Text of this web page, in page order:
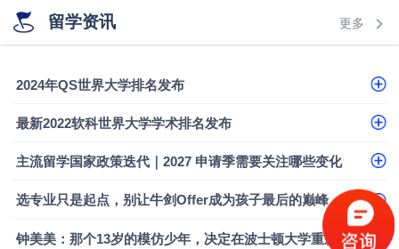
香港浸会大学伦理与公共事务硕士录取
从上海财大2+2到谢菲尔德：低均分逆袭QS百强金
留学资讯 更多
2024年QS世界大学排名发布
最新2022软科世界大学学术排名发布
主流留学国家政策迭代｜2027 申请季需要关注哪些变化
选专业只是起点，别让牛剑Offer成为孩子最后的巅峰
钟美美：那个13岁的模仿少年，决定在波士顿大学重新定义自己